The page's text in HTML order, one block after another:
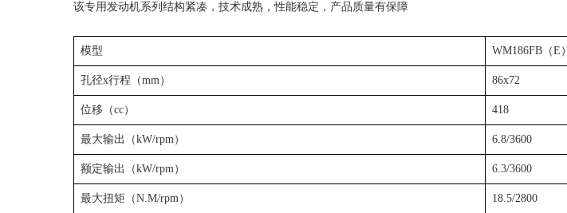
该专用发动机系列结构紧凑，技术成熟，性能稳定，产品质量有保障
模型 WM186FB（E）
孔径x行程（mm） 86x72
位移（cc） 418
最大输出（kW/rpm） 6.8/3600
额定输出（kW/rpm） 6.3/3600
最大扭矩（N.M/rpm） 18.5/2800